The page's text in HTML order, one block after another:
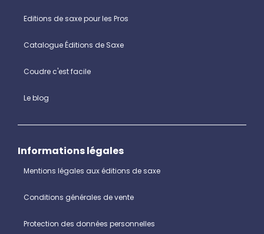
Editions de saxe pour les Pros
Catalogue Éditions de Saxe
Coudre c'est facile
Le blog
Informations légales
Mentions légales aux éditions de saxe
Conditions générales de vente
Protection des données personnelles